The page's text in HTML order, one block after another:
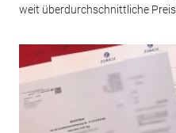
weit überdurchschnittliche